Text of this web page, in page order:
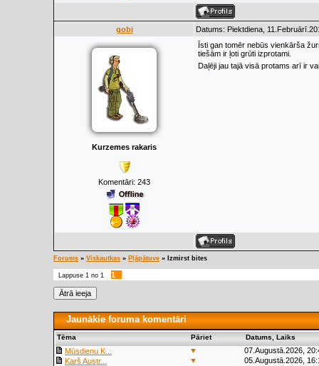
gobi Datums: Piektdiena,
Kurzemes rakaris
Komentāri: 243
Īsti gan tomēr nebūs vienkārša
tiešām ir ļoti grūti izprotami.
Daļēji jau tajā visā protams arī ir
Forums » Viskautkas » Pļāpātuve » Izmirst bites
Lappuse 1 no 1 1
Jaunākie foruma komentāri
Tēma Pāriet Datums, Laiks
Mūsdienu K... ▼
07.Augustā.2026,
Karš Austr...
▼
05.Augustā.2026,